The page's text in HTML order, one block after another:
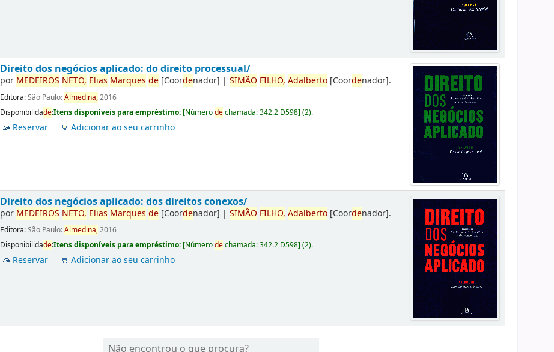
Direito dos negócios aplicado: do direito processual/
por MEDEIROS NETO, Elias Marques de [Coordenador] |SIMÃO FILHO, Adalberto [Coordenador].
Editora:São Paulo:Almedina,2016
Disponibilidade:Itens disponíveis para empréstimo: [Númerodechamada:342.2 D598](2).
Reservar Adicionar ao seu carrinho
Direito dos negócios aplicado: dos direitos conexos/
por MEDEIROS NETO, Elias Marques de [Coordenador] |SIMÃO FILHO, Adalberto [Coordenador].
Editora:São Paulo:Almedina,2016
Disponibilidade:Itens disponíveis para empréstimo: [Númerodechamada:342.2 D598](2).
Reservar Adicionar ao seu carrinho